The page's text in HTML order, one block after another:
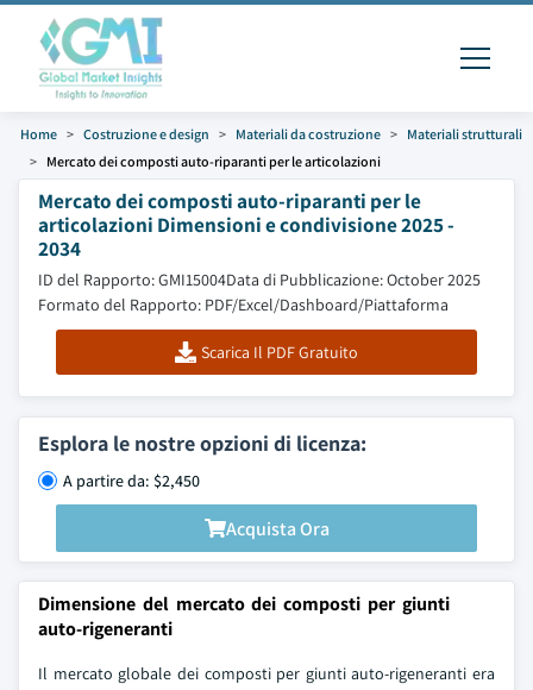
Home Costruzione e design Materiali da costruzione
Materiali strutturali
Mercato dei composti auto-riparanti per le articolazioni
Mercato dei composti auto-riparanti per le
articolazioni Dimensioni e condivisione 2025 -
2034
ID del Rapporto: GMI15004Data di Pubblicazione: October 2025
Formato del Rapporto: PDF/Excel/Dashboard/Piattaforma
Scarica Il PDF Gratuito
Esplora le nostre opzioni di licenza:
A partire da: $2,450
Acquista Ora
Dimensione del mercato dei composti per giunti
auto-rigeneranti
Il mercato globale dei composti per giunti auto-rigeneranti era